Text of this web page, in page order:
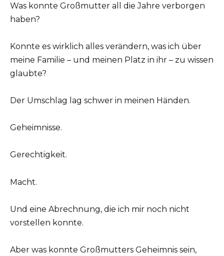
Was konnte Großmutter all die Jahre verborgen
haben?
Konnte es wirklich alles verändern, was ich über
meine Familie – und meinen Platz in ihr – zu wissen
glaubte?
Der Umschlag lag schwer in meinen Händen.
Geheimnisse.
Gerechtigkeit.
Macht.
Und eine Abrechnung, die ich mir noch nicht
vorstellen konnte.
Aber was konnte Großmutters Geheimnis sein,